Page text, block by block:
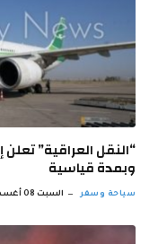
وبمدة قياسية
سياحة وسفر السبت 08 أغسطس 4:27 م